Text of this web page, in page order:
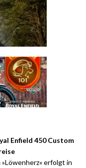
Enfield 450 Custom
»Löwenherz« erfolgt in